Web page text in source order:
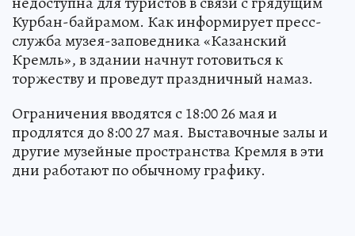
В Казани мечеть Кул Шариф станет
недоступна для туристов в связи с грядущим
Курбан-байрамом. Как информирует пресс-
служба музея-заповедника «Казанский
Кремль», в здании начнут готовиться к
торжеству и проведут праздничный намаз.
Ограничения вводятся с 18:00 26 мая и
продлятся до 8:00 27 мая. Выставочные залы и
другие музейные пространства Кремля в эти